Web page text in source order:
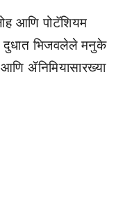
आणि पोटॅशियम
दुधात भिजवलेले मनुके
ॲनिमियासारख्या